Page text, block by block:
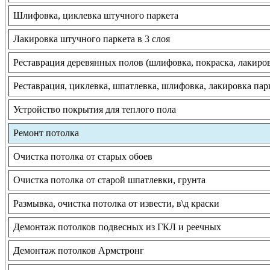
Шлифовка, циклевка штучного паркета
Лакировка штучного паркета в 3 слоя
Реставрация деревянных полов (шлифовка, покраска,
Реставрация, циклевка, шпатлевка, шлифовка, лакировка
Устройство покрытия для теплого пола
Ремонт потолка
Очистка потолка от старых обоев
Очистка потолка от старой шпатлевки, грунта
Размывка, очистка потолка от извести, в\д краски
Демонтаж потолков подвесных из ГКЛ и реечных
Демонтаж потолков Армстронг